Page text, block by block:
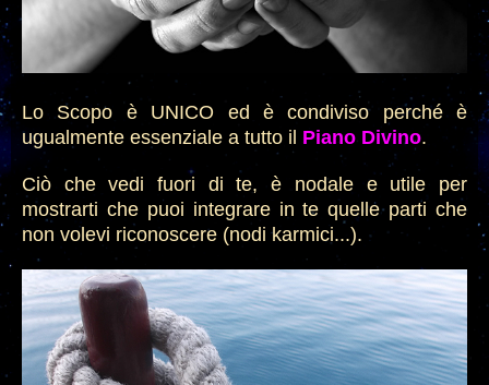
LoScopo è UNICO ed è condiviso perché è
ugualmente essenziale a tutto il Piano Divino.
Ciò che vedi fuori di te, è nodale e utile per
mostrarti che puoi integrare in te quelle parti che
non volevi riconoscere (nodi karmici...).